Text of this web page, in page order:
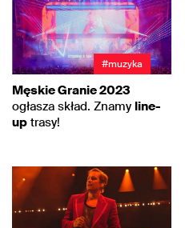
#muzyka
Męskie Granie 2023
ogłasza skład. Znamy line-
up trasy!